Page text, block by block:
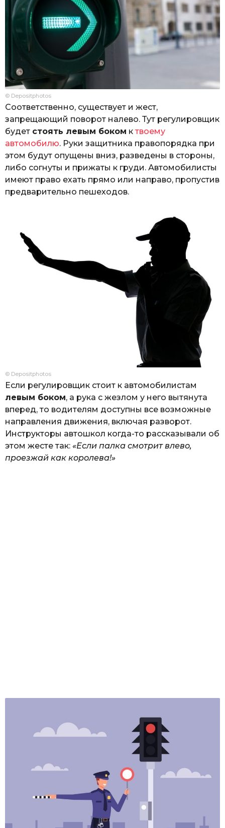
© Depositphotos
Соответственно, существует и жест,
запрещающий поворот налево. Тут регулировщик
будет стоять левым боком к твоему
автомобилю. Руки защитника правопорядка при
этом будут опущены вниз, разведены в стороны,
либо согнуты и прижаты к груди. Автомобилисты
имеют право ехать прямо или направо, пропустив
предварительно пешеходов.
© Depositphotos
Если регулировщик стоит к автомобилистам
левым боком, а рука с жезлом у него вытянута
вперед, то водителям доступны все возможные
направления движения, включая разворот.
Инструкторы автошкол когда-то рассказывали об
этом жесте так: «Если палка смотрит влево,
проезжай как королева!»